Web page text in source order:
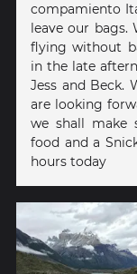
compamiento
leave our
flying without
in the late
Jess and Beck.
are looking
we shall make
food and a
hours today